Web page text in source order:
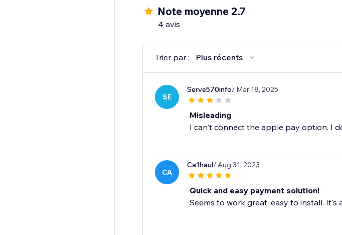
Note moyenne 2.7
4 avis
Trier par : Plus récents
SE
Serve570info/ Mar 18, 2025
Misleading
I can't connect the apple pay option. I
CA
Ca1haul/ Aug 31, 2023
Quick and easy payment solution!
Seems to work great, easy to install.